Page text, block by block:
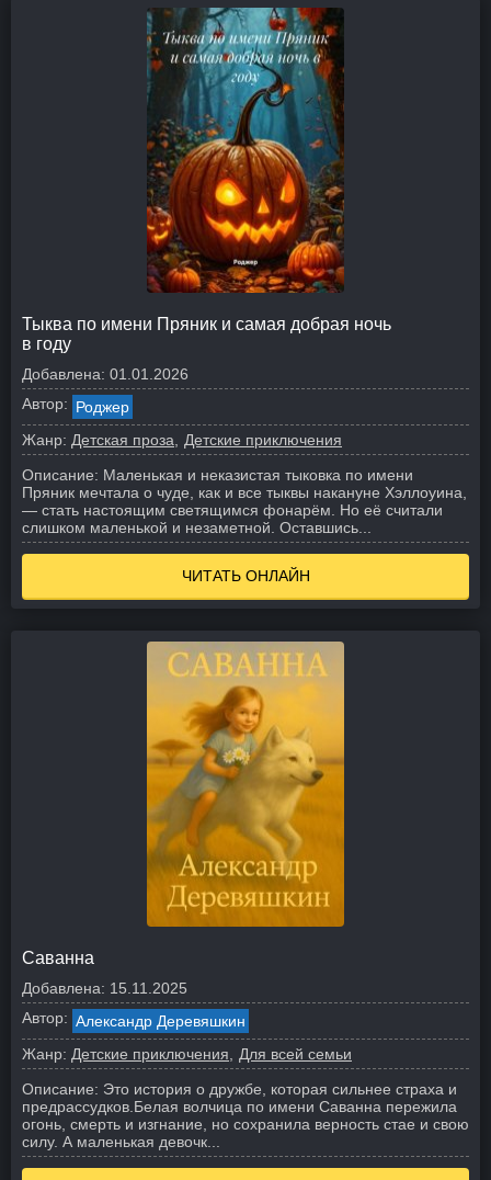
Тыква по имени Пряник и самая добрая ночь
в году
Добавлена: 01.01.2026
Автор: Роджер
Жанр: Детская проза
Детские приключения
Описание: Маленькая и неказистая тыковка по имени
Пряник мечтала о чуде, как и все тыквы накануне Хэллоуина,
— стать настоящим светящимся фонарём. Но её считали
слишком маленькой и незаметной. Оставшись...
ЧИТАТЬ ОНЛАЙН
Саванна
Добавлена: 15.11.2025
Автор: Александр Деревяшкин
Жанр: Детские приключения
Для всей семьи
Описание: Это история о дружбе, которая сильнее страха и
предрассудков. Белая волчица по имени Саванна пережила
огонь, смерть и изгнание, но сохранила верность стае и свою
силу. А маленькая девочк...